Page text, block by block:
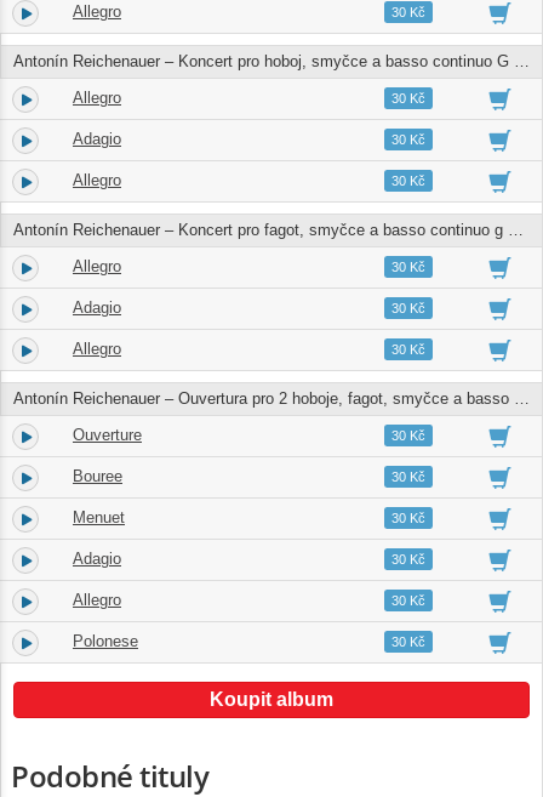
9. Allegro 02:5030 Kč
10. Allegro 03:2730 Kč
11. Adagio 04:2930 Kč
12. Allegro 02:3130 Kč
13. Allegro 03:4030 Kč
14. Adagio 03:3530 Kč
15. Allegro 03:1630 Kč
16. Ouverture 06:0530 Kč
17. Bouree 01:2830 Kč
18. Menuet 01:3030 Kč
19. Adagio 02:4830 Kč
20. Allegro 01:4430 Kč
21. Polonese 01:0530 Kč
Koupit album
Podobné tituly